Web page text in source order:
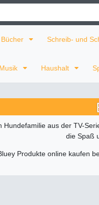
Bücher Schreib- und
Musik Haushalt
aus der TV-
die Spaß
Produkte online kaufen